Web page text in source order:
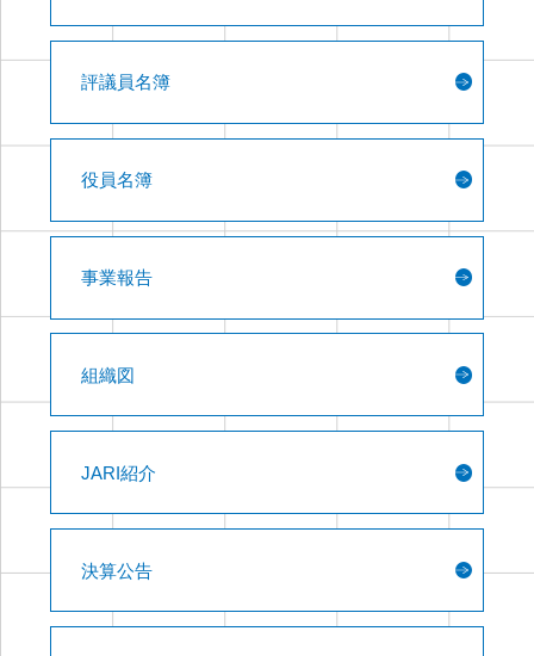
評議員名簿
役員名簿
事業報告
組織図
JARI紹介
決算公告